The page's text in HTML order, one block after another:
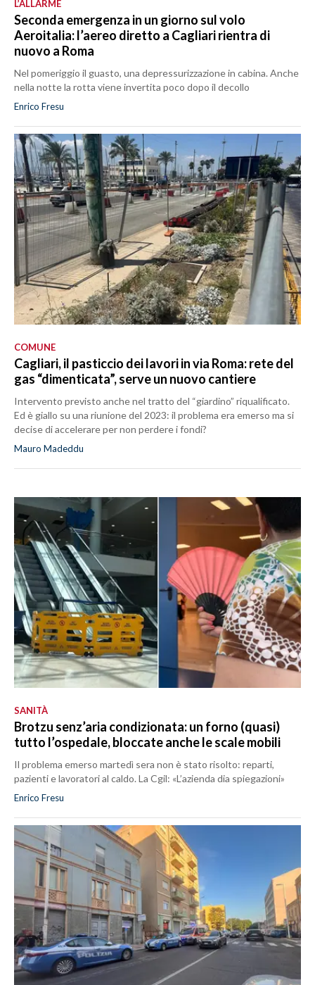
L’ALLARME
Seconda emergenza in un giorno sul volo
Aeroitalia: l’aereo diretto a Cagliari rientra di
nuovo a Roma
Nel pomeriggio il guasto, una depressurizzazione in cabina. Anche
nella notte la rotta viene invertita poco dopo il decollo
Enrico Fresu
COMUNE
Cagliari, il pasticcio dei lavori in via Roma: rete del
gas “dimenticata”, serve un nuovo cantiere
Intervento previsto anche nel tratto del “giardino” riqualificato.
Ed è giallo su una riunione del 2023: il problema era emerso ma si
decise di accelerare per non perdere i fondi?
Mauro Madeddu
SANITÀ
Brotzu senz’aria condizionata: un forno (quasi)
tutto l’ospedale, bloccate anche le scale mobili
Il problema emerso martedì sera non è stato risolto: reparti,
pazienti e lavoratori al caldo. La Cgil: «L’azienda dia spiegazioni»
Enrico Fresu